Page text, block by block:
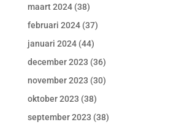
maart 2024(38)
februari 2024(37)
januari 2024(44)
december 2023 (36)
november 2023 (30)
oktober 2023 (38)
september 2023 (38)